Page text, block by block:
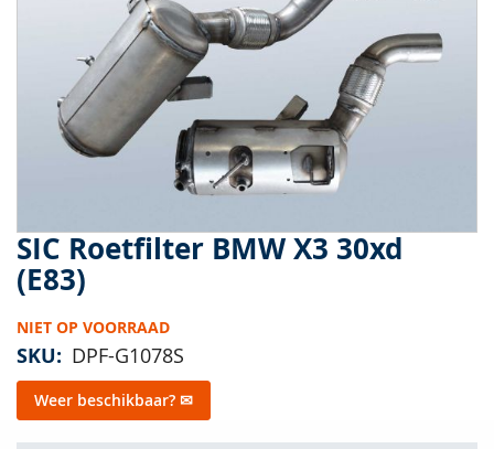
SIC Roetfilter BMW X3 30xd
(E83)
NIET OP VOORRAAD
SKU DPF-G1078S
Weer beschikbaar? ✉
afbeeldingen-
Ga
naar
het
van
de
gallerij